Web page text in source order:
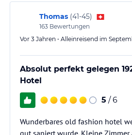
Thomas (41-45)
163 Bewertungen
Vor 3 Jahren • Alleinreisend im
Absolut perfekt gelegen
Hotel
5 / 6
Wunderbares old fashion hotel
gut saniert wurde. Kleine